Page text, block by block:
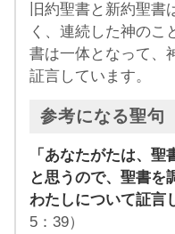
旧約聖書と新約聖
く、連続した神のこ
書は一体となって、
証言しています。
参考になる聖句
「あなたがたは、
と思うので、聖書を
わたしについて証言
5：39）